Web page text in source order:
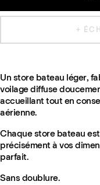
+
Un store bateau léger,
voilage diffuse
accueillant tout en
aérienne.
Chaque store bateau
précisément à vos
parfait.
Sans doublure.